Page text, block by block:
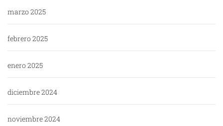
marzo 2025
febrero 2025
enero 2025
diciembre 2024
noviembre 2024